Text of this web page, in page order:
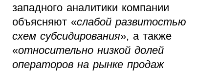
западного аналитики компании
объясняют «слабой развитостью
схем субсидирования», а также
«относительно низкой долей
операторов на рынке продаж